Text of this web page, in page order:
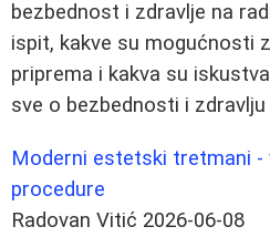
bezbednost i zdravlje na
ispit, kakve su mogućnosti
priprema i kakva su
sve o bezbednosti i zdravlju
Moderni estetski tretmani -
procedure
Radovan Vitić 2026-06-08